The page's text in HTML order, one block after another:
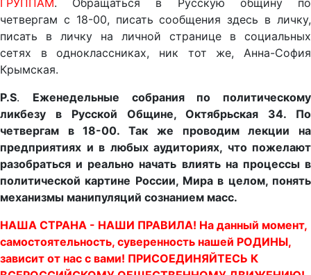
ГРУППАМ. Обращаться в Русскую общину по
четвергам с 18-00, писать сообщения здесь в личку,
писать в личку на личной странице в социальных
сетях в одноклассниках, ник тот же, Анна-София
Крымская.
P.S. Еженедельные собрания по политическому
ликбезу в Русской Общине, Октябрьская 34. По
четвергам в 18-00. Так же проводим лекции на
предприятиях и в любых аудиториях, что пожелают
разобраться и реально начать влиять на процессы в
политической картине России, Мира в целом, понять
механизмы манипуляций сознанием масс.
НАША СТРАНА - НАШИ ПРАВИЛА! На данный момент,
самостоятельность, суверенность нашей РОДИНЫ,
зависит от нас с вами! ПРИСОЕДИНЯЙТЕСЬ К